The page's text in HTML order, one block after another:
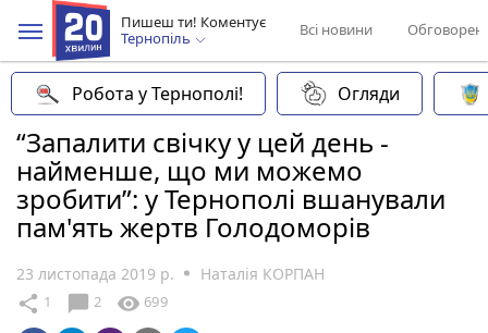
Пишеш ти! Коментує
Тернопіль
Всі новини
Робота у Тернополі! Огляди
“Запалити свічку у цей день -
найменше, що ми можемо
зробити”: у Тернополі вшанували
пам'ять жертв Голодоморів
23 листопада 2019 р. Наталія КОРПАН
share 1 chat_bubble 2 visibility 699